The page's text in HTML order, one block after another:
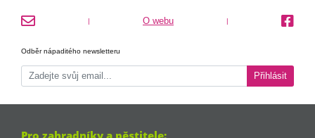
| O webu |
Odběr nápaditého newsletteru
Přihlásit